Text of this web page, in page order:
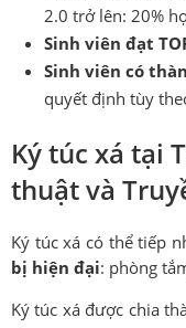
2.0 trở lên: 20%
Sinh viên đạt
Sinh viên có
quyết định tùy
Ký túc xá tại
thuật và
Ký túc xá có thể tiếp
bị hiện đại: phòng
Ký túc xá được chia